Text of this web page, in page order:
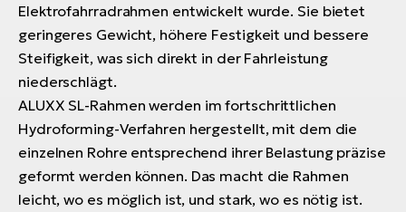
Elektrofahrradrahmen entwickelt wurde. Sie bietet
geringeres Gewicht, höhere Festigkeit und bessere
Steifigkeit, was sich direkt in der Fahrleistung
niederschlägt.
ALUXX SL-Rahmen werden im fortschrittlichen
Hydroforming-Verfahren hergestellt, mit dem die
einzelnen Rohre entsprechend ihrer Belastung präzise
geformt werden können. Das macht die Rahmen
leicht, wo es möglich ist, und stark, wo es nötig ist.